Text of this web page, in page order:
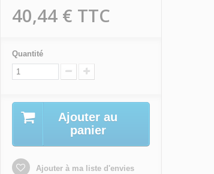
40,44 € TTC
Quantité
Ajouter au
panier
Ajouter à ma liste d'envies